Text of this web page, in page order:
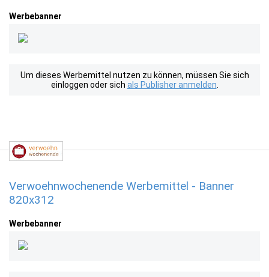
Werbebanner
Um dieses Werbemittel nutzen zu können, müssen Sie sich
einloggen oder sich als Publisher anmelden
Verwoehnwochenende Werbemittel - Banner
820x312
Werbebanner